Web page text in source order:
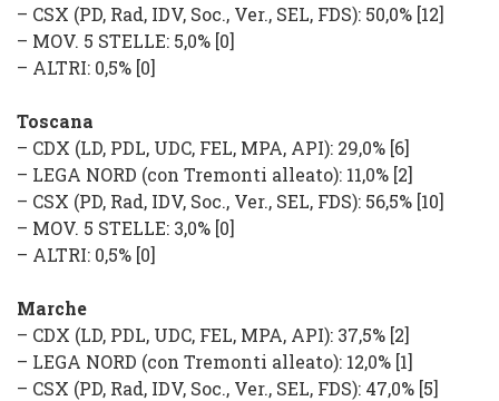
– CSX (PD, Rad, IDV, Soc., Ver., SEL, FDS): 50,0% [12]
– MOV. 5 STELLE: 5,0% [0]
– ALTRI: 0,5% [0]
Toscana
– CDX (LD, PDL, UDC, FEL, MPA, API): 29,0% [6]
– LEGA NORD (con Tremonti alleato): 11,0% [2]
– CSX (PD, Rad, IDV, Soc., Ver., SEL, FDS): 56,5% [10]
– MOV. 5 STELLE: 3,0% [0]
– ALTRI: 0,5% [0]
Marche
– CDX (LD, PDL, UDC, FEL, MPA, API): 37,5% [2]
– LEGA NORD (con Tremonti alleato): 12,0% [1]
– CSX (PD, Rad, IDV, Soc., Ver., SEL, FDS): 47,0% [5]